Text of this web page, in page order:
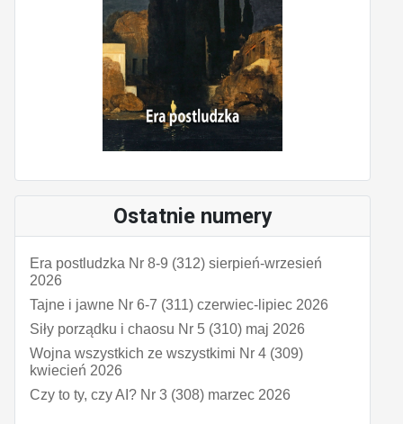
Ostatnie numery
Era postludzka Nr 8-9 (312) sierpień-wrzesień
2026
Tajne i jawne Nr 6-7 (311) czerwiec-lipiec 2026
Siły porządku i chaosu Nr 5 (310) maj 2026
Wojna wszystkich ze wszystkimi Nr 4 (309)
kwiecień 2026
Czy to ty, czy AI? Nr 3 (308) marzec 2026